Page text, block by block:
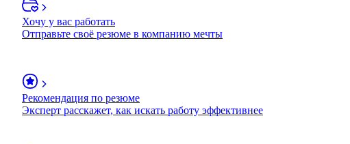
Хочу у вас работать
Отправьте своё резюме в компанию мечты
Рекомендация по резюме
Эксперт расскажет, как искать работу эффективнее